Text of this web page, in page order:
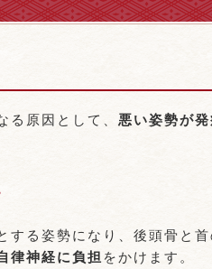
る原因として、 悪い姿勢が
する姿勢になり、後頭骨と
律神経に負担 をかけます。